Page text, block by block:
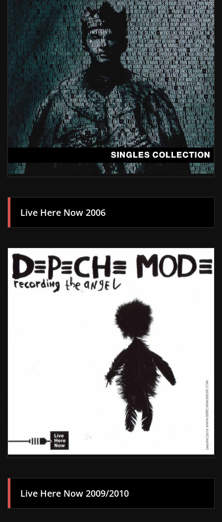
Live Here Now 2006
Live Here Now 2009/2010